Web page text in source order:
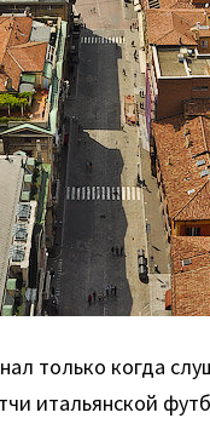
только когда
итальянской